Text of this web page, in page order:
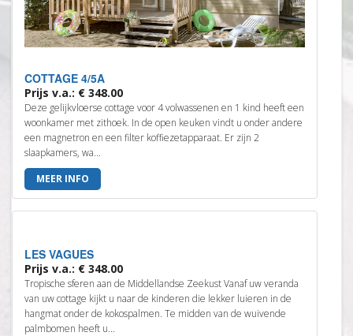
COTTAGE 4/5A
Prijs v.a.: € 348.00
Deze gelijkvloerse cottage voor 4 volwassenen en 1 kind heeft een
woonkamer met zithoek. In de open keuken vindt u onder andere
een magnetron en een filter koffiezetapparaat. Er zijn 2
slaapkamers, wa...
MEER INFO
LES VAGUES
Prijs v.a.: € 348.00
Tropische sferen aan de Middellandse Zeekust Vanaf uw veranda
van uw cottage kijkt u naar de kinderen die lekker luieren in de
hangmat onder de kokospalmen. Te midden van de wuivende
palmbomen heeft u...